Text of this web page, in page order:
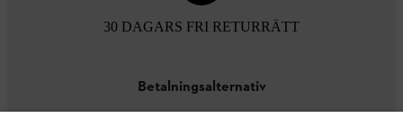
30 DAGARS FRI RETURRÄTT
Betalningsalternativ